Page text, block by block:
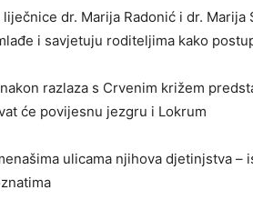
dr. Marija Radonić i dr.
i savjetuju roditeljima kako
razlaza s Crvenim križem
će povijesnu jezgru i Lokrum
ulicama njihova djetinjstva –